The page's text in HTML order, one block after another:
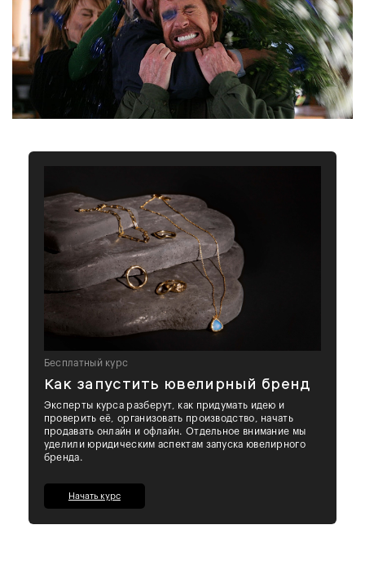
Бесплатный курс
Как запустить ювелирный бренд
Эксперты курса разберут, как придумать идею и
проверить её, организовать производство, начать
продавать онлайн и офлайн. Отдельное внимание мы
уделили юридическим аспектам запуска ювелирного
бренда.
Начать курс